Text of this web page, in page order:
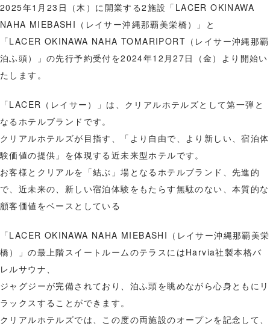
2025年1月23日（木）に開業する2施設「LACER OKINAWA
NAHA MIEBASHI（レイサー沖縄那覇美栄橋）」と
「LACER OKINAWA NAHA TOMARIPORT（レイサー沖縄那覇
泊ふ頭）」の先行予約受付を2024年12月27日（金）より開始い
たします。
「LACER（レイサー）」は、クリアルホテルズとして第一弾と
なるホテルブランドです。
クリアルホテルズが目指す、「より自由で、より新しい、宿泊体
験価値の提供」を体現する近未来型ホテルです。
お客様とクリアルを「結ぶ」場となるホテルブランド、先進的
で、近未来の、新しい宿泊体験をもたらす無駄のない、本質的な
顧客価値をベースとしている
「LACER OKINAWA NAHA MIEBASHI（レイサー沖縄那覇美栄
橋）」の最上階スイートルームのテラスにはHarvia社製本格バ
レルサウナ、
ジャグジーが完備されており、泊ふ頭を眺めながら心身ともにリ
ラックスすることができます。
クリアルホテルズでは、この度の両施設のオープンを記念して、